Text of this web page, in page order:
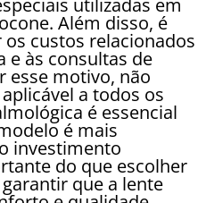
utilizadas em
Além disso, é
custos relacionados
e às consultas de
esse motivo, não
a todos os
é essencial
é mais
investimento
do que escolher
que a lente